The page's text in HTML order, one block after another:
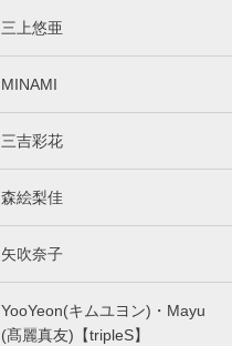
三上悠亜
MINAMI
三吉彩花
森絵梨佳
矢吹奈子
YooYeon(キムユヨン)・Mayu
(髙麗真友)【tripleS】